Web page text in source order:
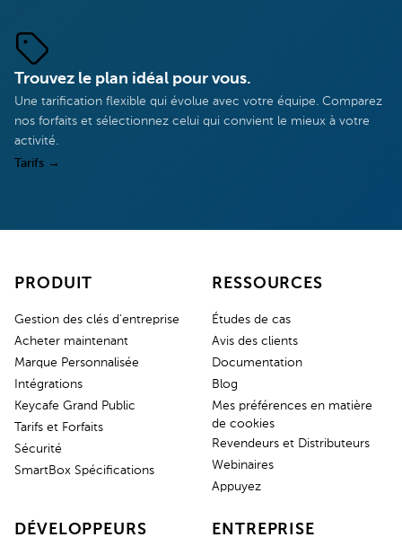
Trouvez le plan idéal pour vous.
Une tarification flexible qui évolue avec votre équipe. Comparez
nos forfaits et sélectionnez celui qui convient le mieux à votre
activité.
Tarifs →
PRODUIT
Gestion des clés d'entreprise
Acheter maintenant
Marque Personnalisée
Intégrations
Keycafe Grand Public
Tarifs et Forfaits
Sécurité
SmartBox Spécifications
RESSOURCES
Études de cas
Avis des clients
Documentation
Blog
Mes préférences en matière
de cookies
Revendeurs et Distributeurs
Webinaires
Appuyez
DÉVELOPPEURS ENTREPRISE